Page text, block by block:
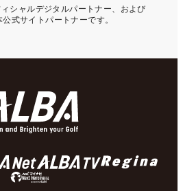
シャルデジタルパートナー、および
公式サイトパートナーです。